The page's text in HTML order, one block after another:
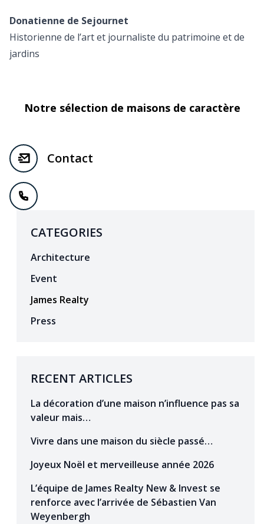
Donatienne de Sejournet
Historienne de l’art et journaliste du patrimoine et de
jardins
Notre sélection de maisons de caractère
Contact
CATEGORIES
Architecture
Event
James Realty
Press
RECENT ARTICLES
La décoration d’une maison n’influence pas sa
valeur mais…
Vivre dans une maison du siècle passé…
Joyeux Noël et merveilleuse année 2026
L’équipe de James Realty New & Invest se
renforce avec l’arrivée de Sébastien Van
Weyenbergh